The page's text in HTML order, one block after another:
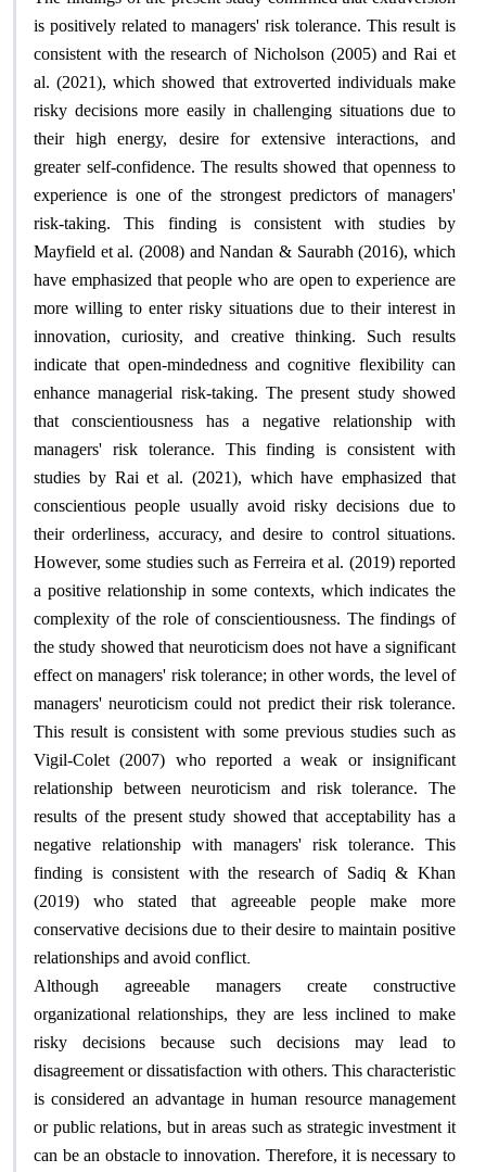
is positively related to managers' risk tolerance. This result is
consistent with the research of Nicholson (2005) and Rai et
al. (2021), which showed that extroverted individuals make
risky decisions more easily in challenging situations due to
their high energy, desire for extensive interactions, and
greater self-confidence. The results showed that openness to
experience is one of the strongest predictors of managers'
risk-taking. This finding is consistent with studies by
Mayfield et al. (2008) and Nandan & Saurabh (2016), which
have emphasized that people who are open to experience are
more willing to enter risky situations due to their interest in
innovation, curiosity, and creative thinking. Such results
indicate that open-mindedness and cognitive flexibility can
enhance managerial risk-taking. The present study showed
that conscientiousness has a negative relationship with
managers' risk tolerance. This finding is consistent with
studies by Rai et al. (2021), which have emphasized that
conscientious people usually avoid risky decisions due to
their orderliness, accuracy, and desire to control situations.
However, some studies such as Ferreira et al. (2019) reported
a positive relationship in some contexts, which indicates the
complexity of the role of conscientiousness. The findings of
the study showed that neuroticism does not have a significant
effect on managers' risk tolerance; in other words, the level of
managers' neuroticism could not predict their risk tolerance.
This result is consistent with some previous studies such as
Vigil-Colet (2007) who reported a weak or insignificant
relationship between neuroticism and risk tolerance. The
results of the present study showed that acceptability has a
negative relationship with managers' risk tolerance. This
finding is consistent with the research of Sadiq & Khan
(2019) who stated that agreeable people make more
conservative decisions due to their desire to maintain positive
relationships and avoid conflict.
Although agreeable managers create constructive
organizational relationships, they are less inclined to make
risky decisions because such decisions may lead to
disagreement or dissatisfaction with others. This characteristic
is considered an advantage in human resource management
or public relations, but in areas such as strategic investment it
can be an obstacle to innovation. Therefore, it is necessary to